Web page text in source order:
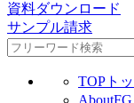
資料ダウンロード
サンプル請求
TOP ト
About